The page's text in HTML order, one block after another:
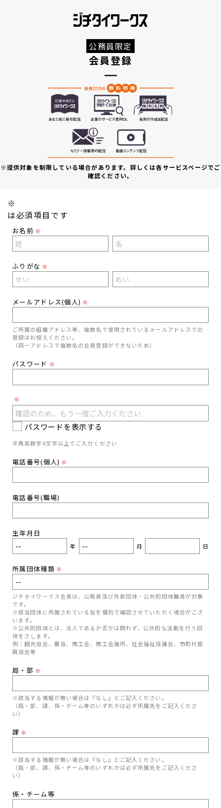
公務員限定
会員登録
※提供対象を制限している場合があります。詳しくは各サービスページでご
確認ください。
※
は必須項目です
お名前 ※
ふりがな ※
メールアドレス(個人) ※
ご所属の組織アドレス等、複数名で使用されているメールアドレスでの
登録はお控えください。
（同一アドレスで複数名の会員登録ができないため）
パスワード ※
※
パスワードを表示する
半角英数字8文字以上でご入力ください
電話番号(個人) ※
電話番号(職場)
生年月日
年 月 日
所属団体種類 ※
ジチタイワークス会員は、公務員及び外郭団体・公共的団体職員が対象
です。
※該当団体に所属されている旨を個別で確認させていただく場合がござ
います。
※公共的団体とは、法人であるか否かは問わず、公共的な活動を行う団
体をさします。
例：観光協会、農協、商工会、商工会議所、社会福祉協議会、市町村振
興協会等
局・部 ※
※該当する情報が無い場合は『なし』とご記入ください。
（局・部、課、係・チーム等のいずれかは必ず所属先をご記入くださ
い）
課 ※
※該当する情報が無い場合は『なし』とご記入ください。
（局・部、課、係・チーム等のいずれかは必ず所属先をご記入くださ
い）
係・チーム等